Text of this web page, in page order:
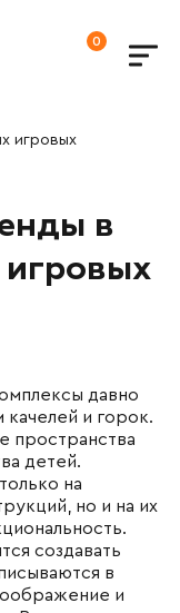
0
игровых
в
давно
и горок.
пространства
детей.
на
но и на их
создавать
в
и